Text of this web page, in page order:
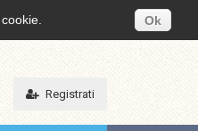
Ok
Registrati